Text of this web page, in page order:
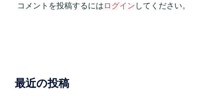
コメントを投稿するには ログイン してください。
最近の投稿